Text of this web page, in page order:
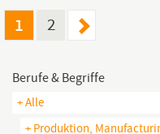
DARAUF KÖNNEN SIE SICH
1 2
Berufe & Begriffe
+ Alle
+ Produktion,